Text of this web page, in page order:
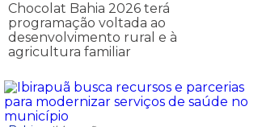
Chocolat Bahia 2026 terá
programação voltada ao
desenvolvimento rural e à
agricultura familiar